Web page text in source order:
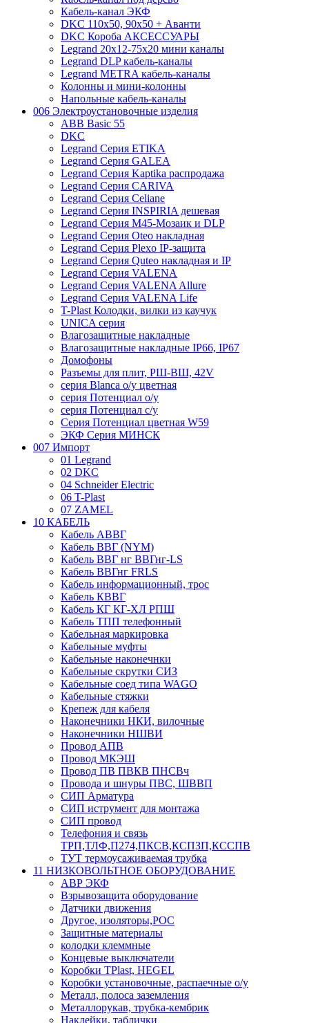
Кабель-канал ЭКФ
DKC 110х50, 90х50 + Аванти
DKC Короба АКСЕССУАРЫ
Legrand 20х12-75х20 мини каналы
Legrand DLP кабель-каналы
Legrand METRA кабель-каналы
Колонны и мини-колонны
Напольные кабель-каналы
006 Электроустановочные изделия
ABB Basic 55
DKC
Legrand Серия ETIKA
Legrand Серия GALEA
Legrand Серия Kaptika распродажа
Legrand Серия CARIVA
Legrand Серия Celiane
Legrand Серия INSPIRIA дешевая
Legrand Серия M45-Мозаик и DLP
Legrand Серия Oteo накладная
Legrand Серия Plexo IP-защита
Legrand Серия Quteo накладная и IP
Legrand Серия VALENA
Legrand Серия VALENA Allure
Legrand Серия VALENA Life
T-Plast Колодки, вилки из каучук
UNICA серия
Влагозащитные накладные
Влагозащитные накладные IP66, IP67
Домофоны
Разъемы для плит, РШ-ВШ, 42V
серия Blanca о/у цветная
серия Потенциал о/у
серия Потенциал с/у
Серия Потенциал цветная W59
ЭКФ Серия МИНСК
007 Импорт
01 Legrand
02 DKC
04 Schneider Electric
06 T-Plast
07 ZAMEL
10 КАБЕЛЬ
Кабель АВВГ
Кабель ВВГ (NYM)
Кабель ВВГ нг ВВГнг-LS
Кабель ВВГнг FRLS
Кабель информационный, трос
Кабель КВВГ
Кабель КГ КГ-ХЛ РПШ
Кабель ТПП телефонный
Кабельная маркировка
Кабельные муфты
Кабельные наконечнки
Кабельные скрутки СИЗ
Кабельные соед типа WAGO
Кабельные стяжки
Крепеж для кабеля
Наконечники НКИ, вилочные
Наконечники НШВИ
Провод АПВ
Провод МКЭШ
Провод ПВ ПВКВ ПНСВч
Провода и шнуры ПВС, ШВВП
СИП Арматура
СИП иструмент для монтажа
СИП провод
Телефония и связь
ТРП,ТЛФ,П274,ПКСВ,КСПЗП,КССПВ
ТУТ термоусаживаемая трубка
11 НИЗКОВОЛЬТНОЕ ОБОРУДОВАНИЕ
АВР ЭКФ
Взрывозащита оборудование
Датчики движения
Другое, изоляторы,РОС
Защитные материалы
колодки клеммные
Концевые выключатели
Коробки TPlast, HEGEL
Коробки установочные, распаечные о/у
Металл, полоса заземления
Металлорукав, трубка-кембрик
Наклейки, таблички